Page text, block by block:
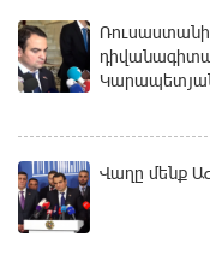
Ռուսաստանի
Վաղը մենք